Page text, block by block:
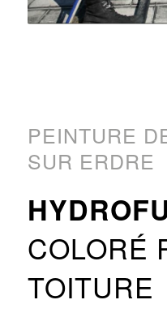
PEINTURE
SUR ERDRE
COLORÉ
TOITURE